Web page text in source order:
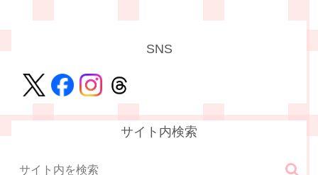
SNS
サイト内検索